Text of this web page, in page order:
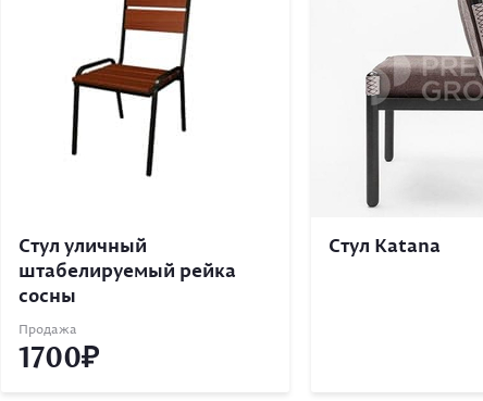
Стул уличный
штабелируемый рейка
сосны
Продажа
1700
Стул Katana